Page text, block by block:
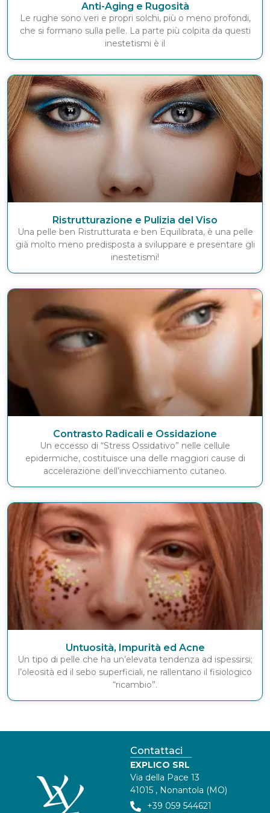
Anti-Aging e Rugosità
Le rughe sono veri e propri solchi, più o meno profondi,
che si formano sulla pelle. La parte più colpita da questi
inestetismi è il
Ristrutturazione e Pulizia del Viso
Una pelle ben Ristrutturata e ben Equilibrata, è una pelle
già molto meno predisposta a sviluppare e presentare gli
inestetismi!
Contrasto Radicali e Ossidazione
Un eccesso di “Stress Ossidativo” nelle cellule
epidermiche, costituisce una delle maggiori cause di
accelerazione dell’invecchiamento cutaneo.
Untuosità, Impurità ed Acne
Un tipo di pelle che ha un’elevata tendenza ad ispessirsi;
l’oleosità ed il sebo superficiali, ne rallentano il fisiologico
“ricambio”.
Contattaci
EXPLICO SRL
Via della Pace 13
41015 , Nonantola (MO)
+39 059 544621